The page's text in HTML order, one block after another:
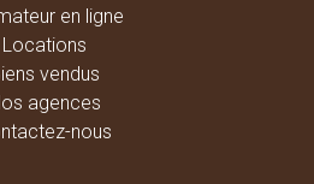
en ligne
Locations
vendus
agences
nous